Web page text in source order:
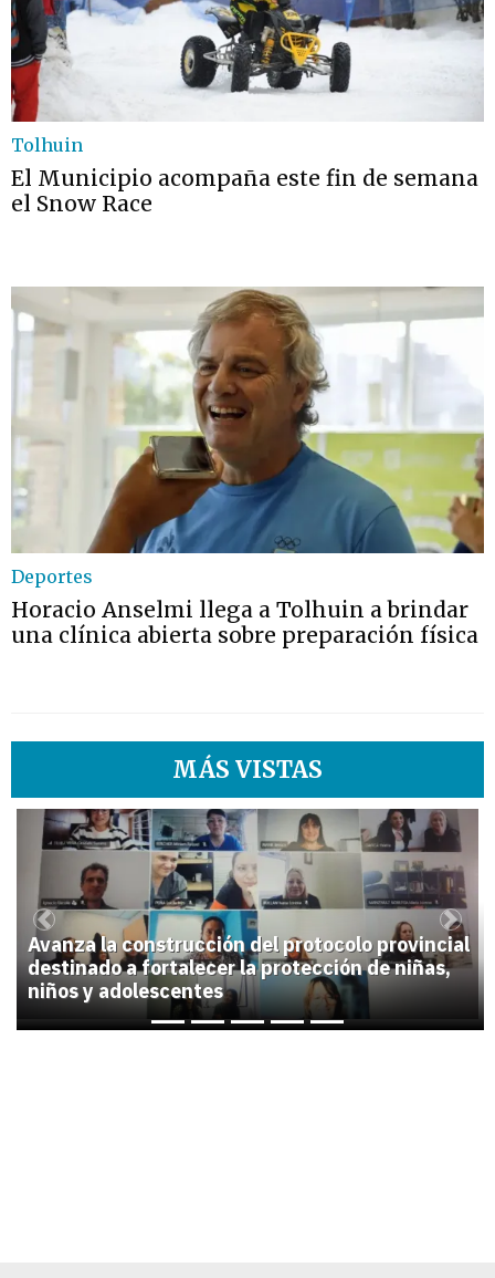
Tolhuin
El Municipio acompaña este fin de semana
el Snow Race
Deportes
Horacio Anselmi llega a Tolhuin a brindar
una clínica abierta sobre preparación física
MÁS VISTAS
1
Avanza la construcción del protocolo provincial
destinado a fortalecer la protección de niñas,
niños y adolescentes
Previous Next